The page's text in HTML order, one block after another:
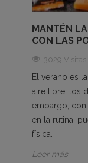
MANTÉN
CON LAS
3029 Visitas
El verano es
aire libre, los
embargo, con
en la rutina,
física.
Leer más